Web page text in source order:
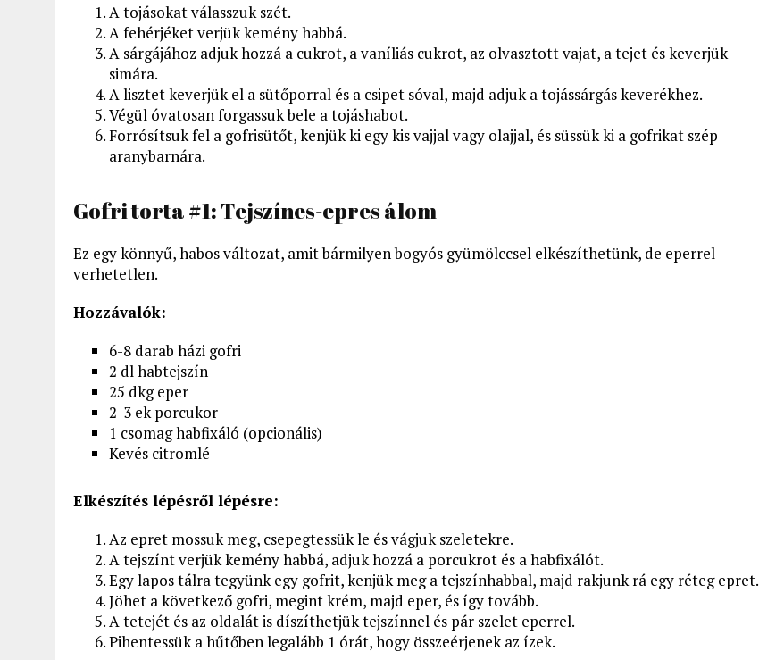
A tojásokat válasszuk szét.
A fehérjéket verjük kemény habbá.
A sárgájához adjuk hozzá a cukrot, a vaníliás cukrot, az olvasztott vajat, a tejet és keverjük
simára.
A lisztet keverjük el a sütőporral és a csipet sóval, majd adjuk a tojássárgás keverékhez.
Végül óvatosan forgassuk bele a tojáshabot.
Forrósítsuk fel a gofrisütőt, kenjük ki egy kis vajjal vagy olajjal, és süssük ki a gofrikat szép
aranybarnára.
Gofri torta #1: Tejszínes-epres álom
Ez egy könnyű, habos változat, amit bármilyen bogyós gyümölccsel elkészíthetünk, de eperrel
verhetetlen.
Hozzávalók:
6-8 darab házi gofri
2 dl habtejszín
25 dkg eper
2-3 ek porcukor
1 csomag habfixáló (opcionális)
Kevés citromlé
Elkészítés lépésről lépésre:
Az epret mossuk meg, csepegtessük le és vágjuk szeletekre.
A tejszínt verjük kemény habbá, adjuk hozzá a porcukrot és a habfixálót.
Egy lapos tálra tegyünk egy gofrit, kenjük meg a tejszínhabbal, majd rakjunk rá egy réteg epret.
Jöhet a következő gofri, megint krém, majd eper, és így tovább.
A tetejét és az oldalát is díszíthetjük tejszínnel és pár szelet eperrel.
Pihentessük a hűtőben legalább 1 órát, hogy összeérjenek az ízek.